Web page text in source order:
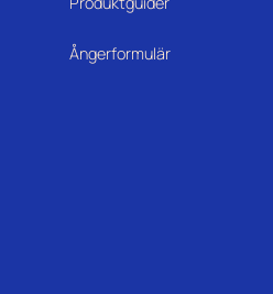
Ångerformulär